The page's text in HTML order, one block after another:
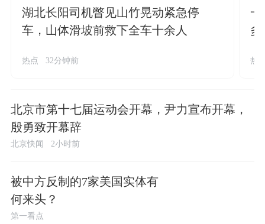
湖北长阳司机瞥见山竹晃动紧急停
车，山体滑坡前救下全车十余人
热点 32分钟前
一
多
热
北京市第十七届运动会开幕，尹力宣布开幕，
殷勇致开幕辞
北京快闻 2小时前
被中方反制的7家美国实体有
何来头？
第一看点